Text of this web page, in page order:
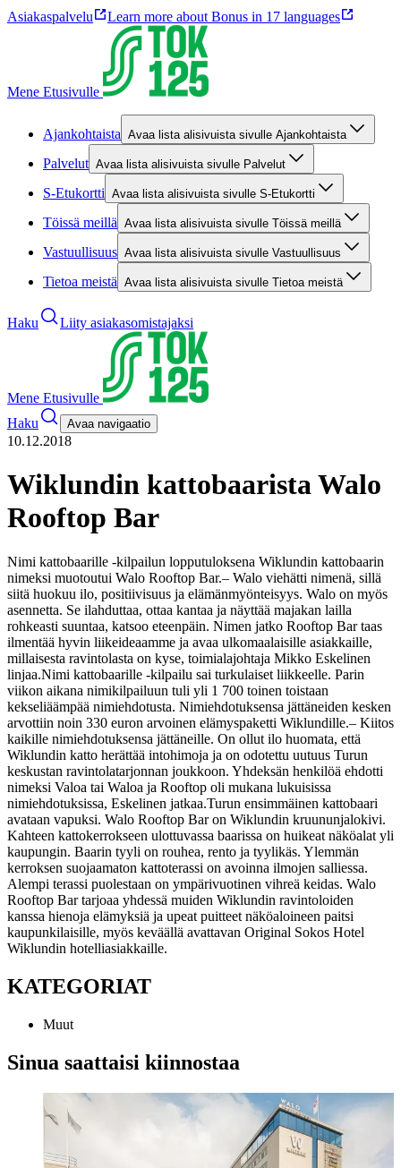
Asiakaspalvelu Learn more about Bonus in 17 languages
Mene Etusivulle
Ajankohtaista Avaa lista alisivuista sivulle Ajankohtaista
Palvelut Avaa lista alisivuista sivulle Palvelut
S-Etukortti Avaa lista alisivuista sivulle S-Etukortti
Töissä meillä Avaa lista alisivuista sivulle Töissä meillä
Vastuullisuus Avaa lista alisivuista sivulle Vastuullisuus
Tietoa meistä Avaa lista alisivuista sivulle Tietoa meistä
Haku Liity asiakasomistajaksi
Mene Etusivulle
Haku
Avaa navigaatio
10.12.2018
Wiklundin kattobaarista Walo
Rooftop Bar
Nimi kattobaarille -kilpailun lopputuloksena Wiklundin kattobaarin
nimeksi muotoutui Walo Rooftop Bar.– Walo viehätti nimenä, sillä
siitä huokuu ilo, positiivisuus ja elämänmyönteisyys. Walo on myös
asennetta. Se ilahduttaa, ottaa kantaa ja näyttää majakan lailla
rohkeasti suuntaa, katsoo eteenpäin. Nimen jatko Rooftop Bar taas
ilmentää hyvin liikeideaamme ja avaa ulkomaalaisille asiakkaille,
millaisesta ravintolasta on kyse, toimialajohtaja Mikko Eskelinen
linjaa.Nimi kattobaarille -kilpailu sai turkulaiset liikkeelle. Parin
viikon aikana nimikilpailuun tuli yli 1 700 toinen toistaan
kekseliäämpää nimiehdotusta. Nimiehdotuksensa jättäneiden kesken
arvottiin noin 330 euron arvoinen elämyspaketti Wiklundille.– Kiitos
kaikille nimiehdotuksensa jättäneille. On ollut ilo huomata, että
Wiklundin katto herättää intohimoja ja on odotettu uutuus Turun
keskustan ravintolatarjonnan joukkoon. Yhdeksän henkilöä ehdotti
nimeksi Valoa tai Waloa ja Rooftop oli mukana lukuisissa
nimiehdotuksissa, Eskelinen jatkaa.Turun ensimmäinen kattobaari
avataan vapuksi. Walo Rooftop Bar on Wiklundin kruununjalokivi.
Kahteen kattokerrokseen ulottuvassa baarissa on huikeat näköalat yli
kaupungin. Baarin tyyli on rouhea, rento ja tyylikäs. Ylemmän
kerroksen suojaamaton kattoterassi on avoinna ilmojen salliessa.
Alempi terassi puolestaan on ympärivuotinen vihreä keidas. Walo
Rooftop Bar tarjoaa yhdessä muiden Wiklundin ravintoloiden
kanssa hienoja elämyksiä ja upeat puitteet näköaloineen paitsi
kaupunkilaisille, myös keväällä avattavan Original Sokos Hotel
Wiklundin hotelliasiakkaille.
KATEGORIAT
Muut
Sinua saattaisi kiinnostaa